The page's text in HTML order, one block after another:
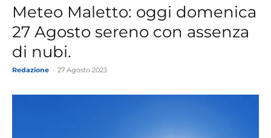
Meteo Maletto: oggi domenica
27 Agosto sereno con assenza
di nubi.
Redazione 27 Agosto 2023